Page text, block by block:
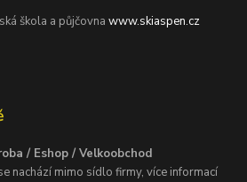
škola a půjčovnawww.skiaspen.cz
/ Eshop / Velkoobchod
nachází mimo sídlo firmy, více informací